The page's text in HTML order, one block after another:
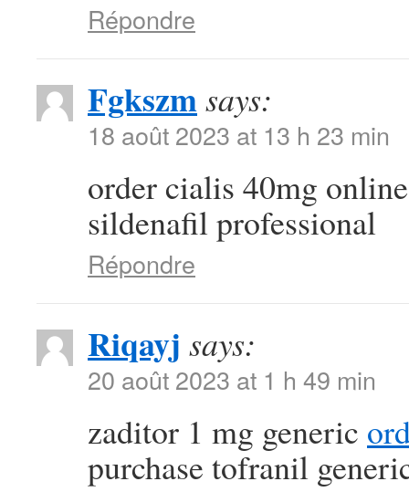
Répondre
Fgkszmsays:
18 août 2023 at 13 h 23 min
order cialis 40mg
sildenafil professional
Répondre
Riqayj says:
20 août 2023 at 1 h 49 min
zaditor 1 mg generic
purchase tofranil